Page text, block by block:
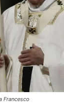
Francesco